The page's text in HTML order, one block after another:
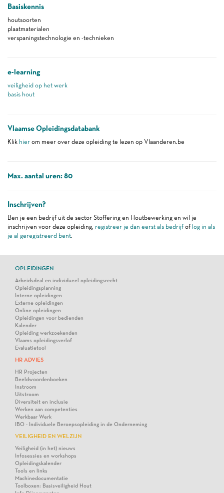
Basiskennis
houtsoorten
plaatmaterialen
verspaningstechnologie en -technieken
e-learning
veiligheid op het werk
basis hout
Vlaamse Opleidingsdatabank
Klik hier om meer over deze opleiding te lezen op Vlaanderen.be
Max. aantal uren: 80
Inschrijven?
Ben je een bedrijf uit de sector Stoffering en Houtbewerking en wil je
inschrijven voor deze opleiding, registreer je dan eerst als bedrijf of log in als
je al geregistreerd bent.
OPLEIDINGEN
Arbeidsdeal en individueel opleidingsrecht
Opleidingsplanning
Interne opleidingen
Externe opleidingen
Online opleidingen
Opleidingen voor bedienden
Kalender
Opleiding werkzoekenden
Vlaams opleidingsverlof
Evaluatietool
HR ADVIES
HR Projecten
Beeldwoordenboeken
Instroom
Uitstroom
Diversiteit en inclusie
Werken aan competenties
Werkbaar Werk
IBO - Individuele Beroepsopleiding in de Onderneming
VEILIGHEID EN WELZIJN
Veiligheid (in het) nieuws
Infosessies en workshops
Opleidingskalender
Tools en links
Machinedocumentatie
Toolboxen: Basisveiligheid Hout